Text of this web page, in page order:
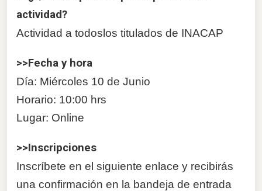
actividad?
Actividad a todoslos titulados de INACAP
>>Fecha y hora
Día: Miércoles 10 de Junio
Horario: 10:00 hrs
Lugar: Online
>>Inscripciones
Inscríbete en el siguiente enlace y recibirás
una confirmación en la bandeja de entrada